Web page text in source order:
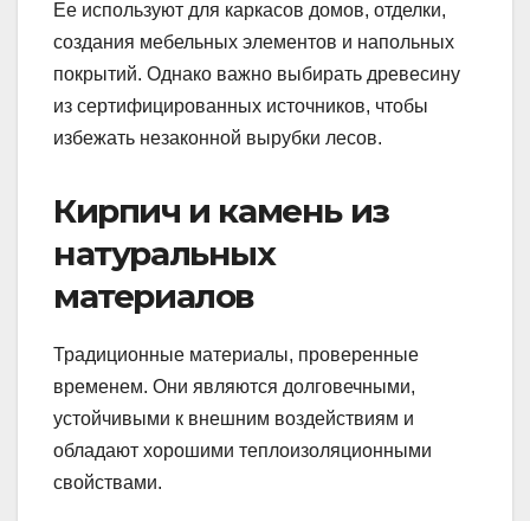
Ее используют для каркасов домов, отделки,
создания мебельных элементов и напольных
покрытий. Однако важно выбирать древесину
из сертифицированных источников, чтобы
избежать незаконной вырубки лесов.
Кирпич и камень из
натуральных
материалов
Традиционные материалы, проверенные
временем. Они являются долговечными,
устойчивыми к внешним воздействиям и
обладают хорошими теплоизоляционными
свойствами.